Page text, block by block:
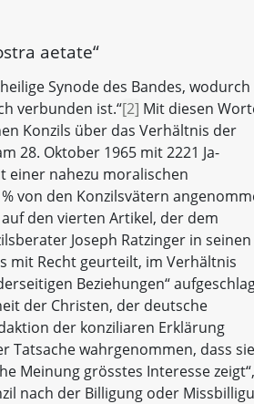
aetate“
Synode des Bandes, wodurch
verbunden ist.“[2] Mit diesen
Konzils über das Verhältnis der
28. Oktober 1965 mit 2221 Ja-
einer nahezu moralischen
von den Konzilsvätern
den vierten Artikel, der dem
Joseph Ratzinger in seinen
mit Recht geurteilt, im Verhältnis
Beziehungen“
der Christen, der deutsche
der konziliaren Erklärung
Tatsache wahrgenommen, dass sie
Meinung grösstes Interesse zeigt“,
nach der Billigung oder